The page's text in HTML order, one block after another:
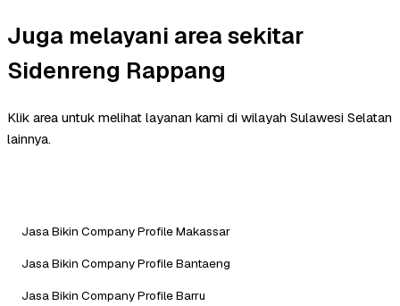
Juga melayani area sekitar
Sidenreng Rappang
Klik area untuk melihat layanan kami di wilayah Sulawesi Selatan
lainnya.
Jasa Bikin Company Profile Makassar
Jasa Bikin Company Profile Bantaeng
Jasa Bikin Company Profile Barru